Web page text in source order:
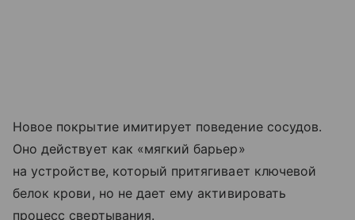
Новое покрытие имитирует поведение сосудов.
Оно действует как «мягкий барьер»
на устройстве, который притягивает ключевой
белок крови, но не дает ему активировать
процесс свертывания.